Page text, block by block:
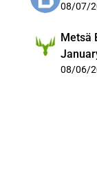
08/07/
Metsä
08/06/